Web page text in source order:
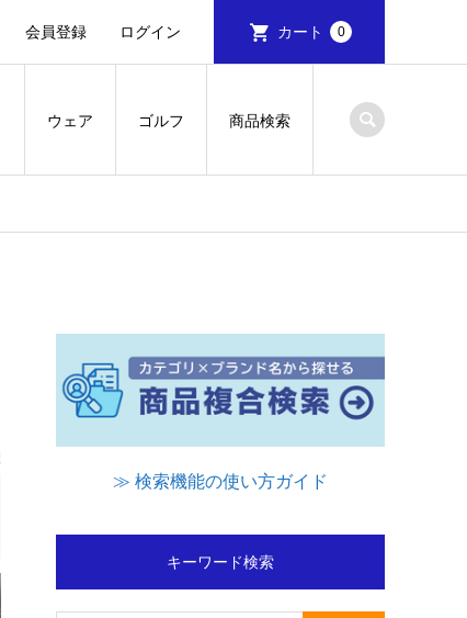
会員登録 ログイン カート 0
ウェア ゴルフ 商品検索
≫ 検索機能の使い方ガイド
キーワード検索